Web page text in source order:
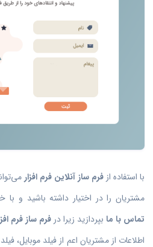
با استفاده از فرم ساز آنلاین فرم افزار
مشتریان را در اختیار داشته باشید و با
تماس با ما بپردازید زیرا در فرم ساز فرم
اطلاعات از مشتریان اعم از فیلد موبایل،